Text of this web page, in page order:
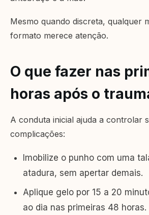
Mesmo quando discreta, qualquer
formato merece atenção.
O que fazer nas
horas após o
A conduta inicial ajuda a controlar
complicações:
Imobilize o punho com uma
atadura, sem apertar demais.
Aplique gelo por 15 a 20
ao dia nas primeiras 48 horas.